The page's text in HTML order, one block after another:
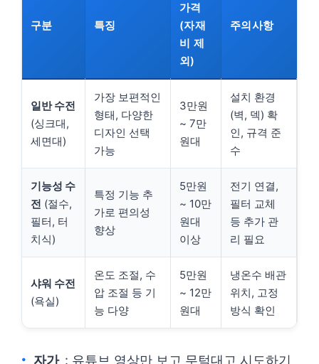
구분 특징
가격
(자재
비 제
외)
주의사항
일반 수전
(싱크대,
세면대)
가장 보편적인
형태, 다양한
디자인 선택
가능
3만원
~ 7만
원대
설치 환경
(벽, 덱) 확
인, 규격 준
수
기능성 수
전 (절수,
필터, 터
치식)
특정 기능 추
가로 편의성
향상
5만원
~ 10만
원대
이상
전기 연결,
필터 교체
등 추가 관
리 필요
샤워 수전
(욕실)
온도 조절, 수
압 조절 등 기
능 다양
5만원
~ 12만
원대
냉온수 배관
위치, 고정
방식 확인
자가 : 유튜브 영상만 보고 무턱대고 시도하기